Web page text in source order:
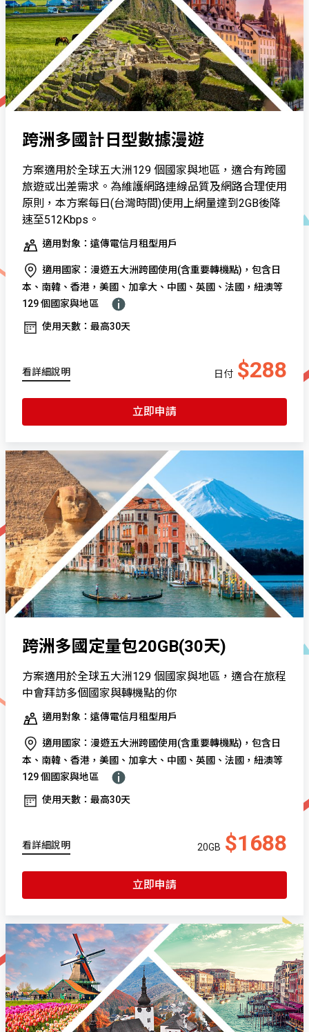
跨洲多國計日型數據漫遊
方案適用於全球五大洲129 個國家與地區，適合有跨國
旅遊或出差需求。為維護網路連線品質及網路合理使用
原則，本方案每日(台灣時間)使用上網量達到2GB後降
速至512Kbps。
適用對象：遠傳電信月租型用戶
適用國家：漫遊五大洲跨國使用(含重要轉機點)，包含日
本、南韓、香港，美國、加拿大、中國、英國、法國，紐澳等
129 個國家與地區
使用天數：最高30天
看詳細說明 日付 $288
立即申請
跨洲多國定量包20GB(30天)
方案適用於全球五大洲129 個國家與地區，適合在旅程
中會拜訪多個國家與轉機點的你
適用對象：遠傳電信月租型用戶
適用國家：漫遊五大洲跨國使用(含重要轉機點)，包含日
本、南韓、香港，美國、加拿大、中國、英國、法國，紐澳等
129 個國家與地區
使用天數：最高30天
看詳細說明 20GB $1688
立即申請